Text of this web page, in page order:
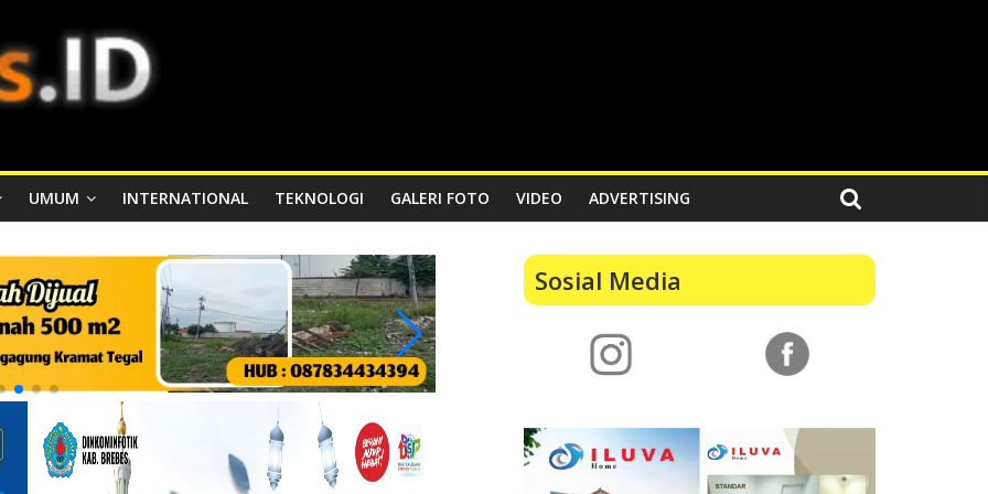
UMUM INTERNATIONAL TEKNOLOGI GALERI FOTO VIDEO ADVERTISING
Sosial Media